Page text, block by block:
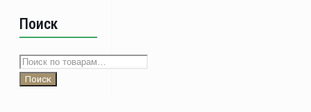
Поиск
Искать:
Поиск